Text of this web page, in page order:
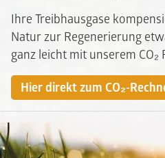
Ihre Treibhausgase
Natur zur Regenerierung
ganz leicht mit unserem CO₂
Hier direkt zum CO₂-